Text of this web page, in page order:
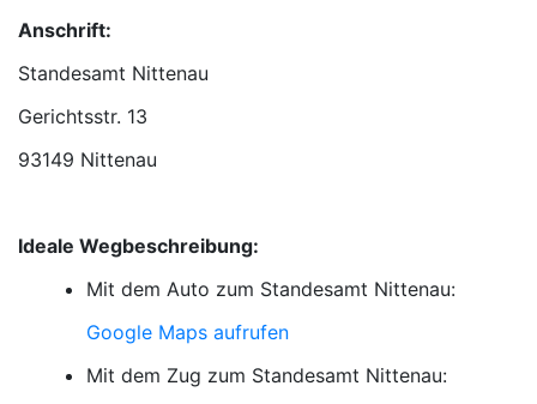
Anschrift:
Standesamt Nittenau
93149 Nittenau
Ideale Wegbeschreibung:
Mit dem Auto zum Standesamt Nittenau:
Google Maps aufrufen
Mit dem Zug zum Standesamt Nittenau: